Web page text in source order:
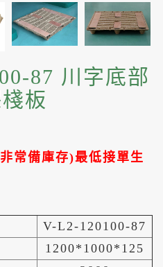
87 川字底部
板
非常備庫存)最低接單生
V-L2-120100-87
1200*1000*125